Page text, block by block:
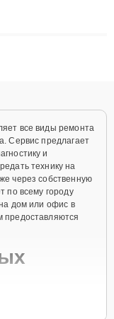
Наши мастера
все виды ремонта
Сервис предлагает
и
технику на
через собственную
по всему городу
дом или офис в
предоставляются
предлагаются как